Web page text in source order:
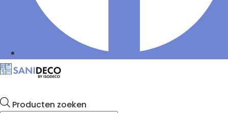
Producten zoeken